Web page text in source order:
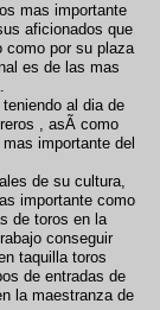
mas importante
aficionados que
como por su plaza
es de las mas
al dia de
, asÃ­ como
importante del
de su cultura,
importante como
de toros en la
conseguir
taquilla toros
de entradas de
la maestranza de